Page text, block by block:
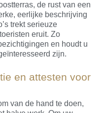
de rust van een
eerlijke beschrijving
trekt serieuze
eruit. Zo
en houdt u
zijn.
en attesten voor
van de hand te doen,